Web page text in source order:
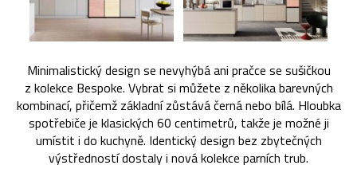
Minimalistický design se nevyhýbá ani pračce se sušičkou
z kolekce Bespoke. Vybrat si můžete z několika barevných
kombinací, přičemž základní zůstává černá nebo bílá. Hloubka
spotřebiče je klasických 60 centimetrů, takže je možné ji
umístit i do kuchyně. Identický design bez zbytečných
výstředností dostaly i nová kolekce parních trub.